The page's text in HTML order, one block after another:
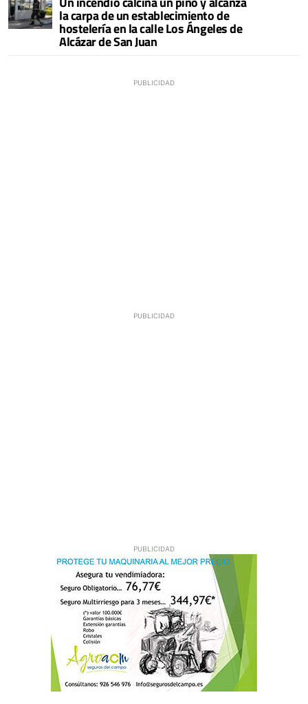
la carpa de un establecimiento de
hostelería en la calle Los Ángeles de
Alcázar de San Juan